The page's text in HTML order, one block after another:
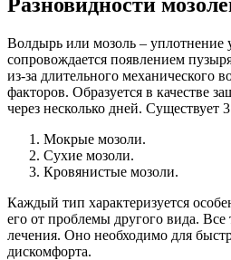
Волдырь или мозоль – уплотнение
сопровождается появлением
из-за длительного механического
факторов. Образуется в качестве
через несколько дней. Существует
Мокрые мозоли.
Сухие мозоли.
Кровянистые мозоли.
Каждый тип характеризуется
его от проблемы другого вида. Все
лечения. Оно необходимо для
дискомфорта.